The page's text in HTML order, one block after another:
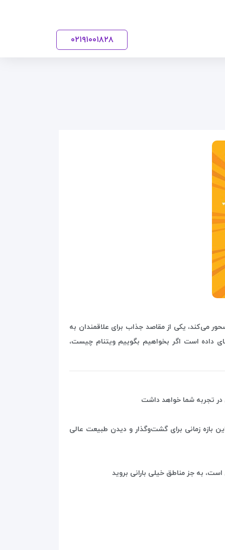
۹۱۰۰۱۸۲۸۰۲۱
می‌کند، یکی از مقاصد جذاب برای علاقمندان به
داده است اگر بخواهیم بگوییم ویتنام چیست،
در تجربه شما خواهد داشت
بازه زمانی برای گشت‌وگذار و دیدن طبیعت عالی
به جز مناطق خیلی بارانی بروید